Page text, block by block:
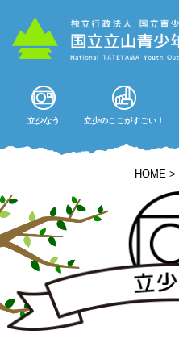
立少なう 立少のここがすごい！
HOME >